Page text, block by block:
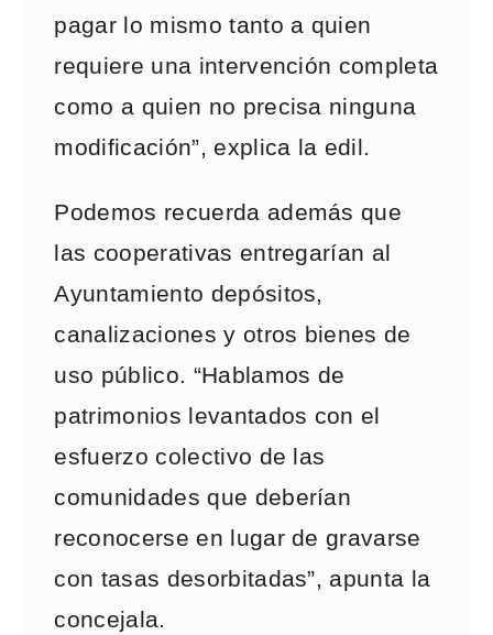
pagar lo mismo tanto a quien
requiere una intervención completa
como a quien no precisa ninguna
modificación”, explica la edil.
Podemos recuerda además que
las cooperativas entregarían al
Ayuntamiento depósitos,
canalizaciones y otros bienes de
uso público. “Hablamos de
patrimonios levantados con el
esfuerzo colectivo de las
comunidades que deberían
reconocerse en lugar de gravarse
con tasas desorbitadas”, apunta la
concejala.